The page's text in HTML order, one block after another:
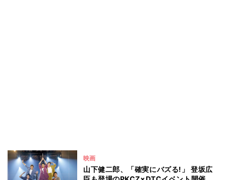
映画
山下健二郎、「確実にバズる!」 登坂広